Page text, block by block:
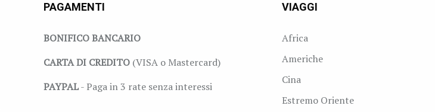
PAGAMENTI
BONIFICO BANCARIO
CARTA DI CREDITO(VISA o Mastercard)
PAYPAL- Paga in 3 rate senza interessi
VIAGGI
Africa
Americhe
Cina
Estremo Oriente